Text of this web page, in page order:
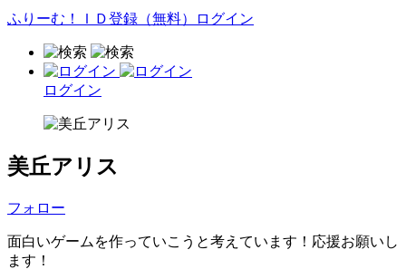
ふりーむ！ＩＤ登録（無料） ログイン
ログイン
美丘アリス
フォロー
面白いゲームを作っていこうと考えています！応援お願いし
ます！